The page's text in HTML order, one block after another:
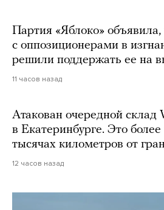
Партия «Яблоко» объявила,
с оппозиционерами в
решили поддержать ее на
11 часов назад
Атакован очередной
в Екатеринбурге. Это
тысячах километров от
12 часов назад